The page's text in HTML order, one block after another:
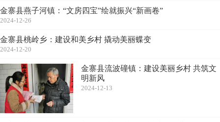
金寨县燕子河镇：“文房四宝”绘就振兴“新画卷”
2024-12-26
金寨县桃岭乡：建设和美乡村 撬动美丽蝶变
2024-12-20
金寨县流波䃥镇：建设美丽乡村 共筑文
明新风
2024-12-13